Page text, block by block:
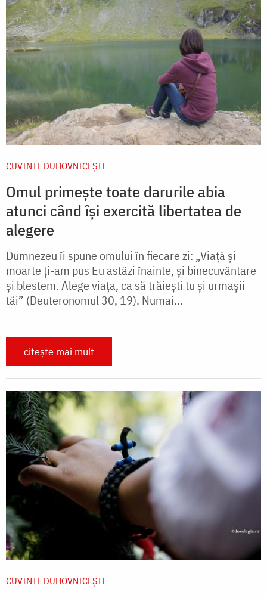
CUVINTE DUHOVNICEȘTI
Omul primește toate darurile abia
atunci când își exercită libertatea de
alegere
Dumnezeu îi spune omului în fiecare zi: „Viață și
moarte ți-am pus Eu astăzi înainte, și binecuvântare
și blestem. Alege viața, ca să trăiești tu și urmașii
tăi” (Deuteronomul 30, 19). Numai...
citește mai mult
CUVINTE DUHOVNICEȘTI